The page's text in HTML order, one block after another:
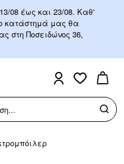
08 έως και 23/08. Καθ'
κατάστημά μας θα
στη Ποσειδώνος 36,